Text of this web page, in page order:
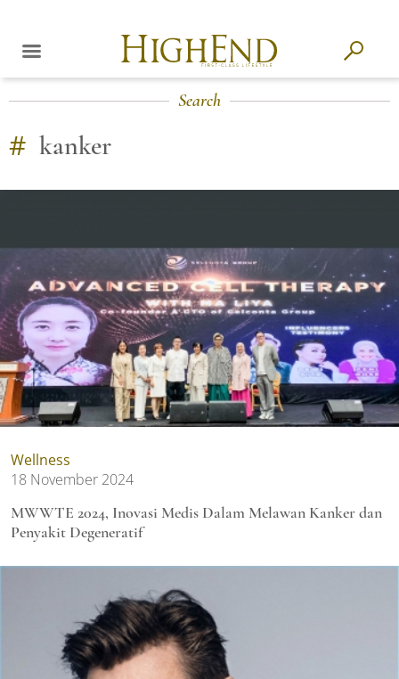
Search
# kanker
Wellness
18 November 2024
MWWTE 2024, Inovasi Medis Dalam Melawan Kanker dan
Penyakit Degeneratif